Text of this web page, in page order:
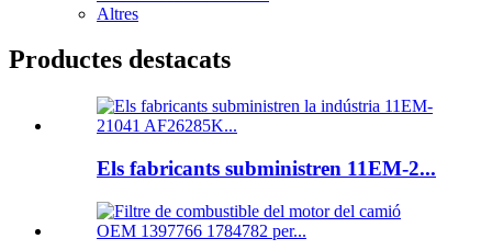
Altres
Productes destacats
Els fabricants subministren 11EM-2...